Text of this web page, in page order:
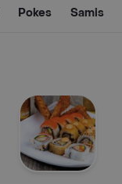
Pokes Samis